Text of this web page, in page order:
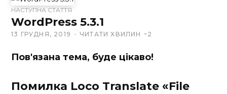
e
НАСТУПНА СТАТТЯ
WordPress 5.3.1
13 ГРУДНЯ, 2019 ЧИТАТИ ХВИЛИН ~2
Пов'язана тема, буде цікаво!
Помилка Loco Translate «File